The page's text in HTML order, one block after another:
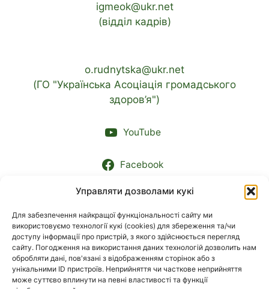
Управляти дозволами кукі
Для забезпечення найкращої функціональності сайту ми
використовуємо технології кукі (cookies) для збереження та/чи
доступу інформації про пристрій, з якого здійснюється перегляд
сайту. Погодження на використання даних технологій дозволить нам
обробляти дані, пов'язані з відображенням сторінок або з
унікальними ID пристроїв. Неприйняття чи часткове неприйняття
може суттєво вплинути на певні властивості та функції
igmeok@ukr.net
(відділ кадрів)
o.rudnytska@ukr.net
(ГО "Українська Асоціація громадського
здоров’я")
YouTube
Facebook
Контакти підрозділів
МОВА
Українська